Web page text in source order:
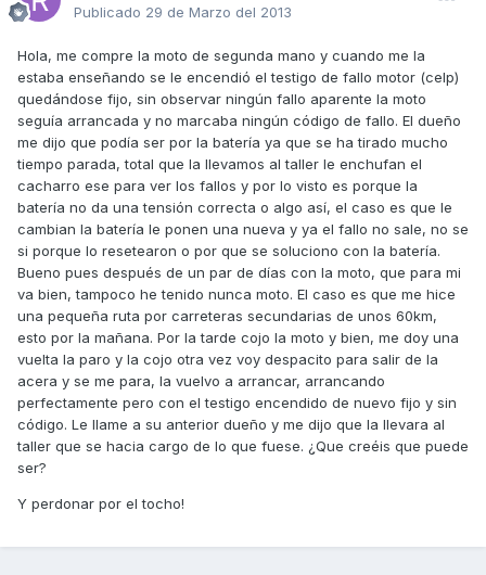
Publicado 29 de Marzo del 2013
Hola, me compre la moto de segunda mano y cuando me la
estaba enseñando se le encendió el testigo de fallo motor (celp)
quedándose fijo, sin observar ningún fallo aparente la moto
seguía arrancada y no marcaba ningún código de fallo. El dueño
me dijo que podía ser por la batería ya que se ha tirado mucho
tiempo parada, total que la llevamos al taller le enchufan el
cacharro ese para ver los fallos y por lo visto es porque la
batería no da una tensión correcta o algo así, el caso es que le
cambian la batería le ponen una nueva y ya el fallo no sale, no se
si porque lo resetearon o por que se soluciono con la batería.
Bueno pues después de un par de días con la moto, que para mi
va bien, tampoco he tenido nunca moto. El caso es que me hice
una pequeña ruta por carreteras secundarias de unos 60km,
esto por la mañana. Por la tarde cojo la moto y bien, me doy una
vuelta la paro y la cojo otra vez voy despacito para salir de la
acera y se me para, la vuelvo a arrancar, arrancando
perfectamente pero con el testigo encendido de nuevo fijo y sin
código. Le llame a su anterior dueño y me dijo que la llevara al
taller que se hacia cargo de lo que fuese. ¿Que creéis que puede
ser?
Y perdonar por el tocho!